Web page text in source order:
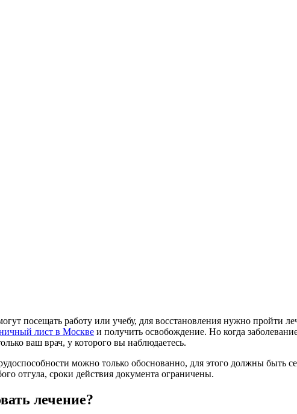
посещать работу или учебу, для восстановления нужно пройти
лист в Москве и получить освобождение. Но когда
ваш врач, у которого вы наблюдаетесь.
можно только обоснованно, для этого должны быть
отгула, сроки действия документа ограничены.
лечение?